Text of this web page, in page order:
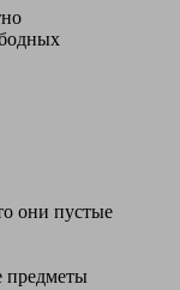
они пустые
предметы